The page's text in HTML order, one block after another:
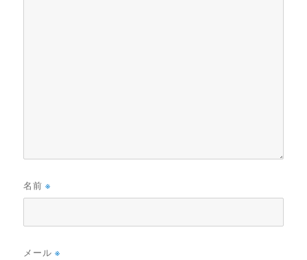
名前※
メール※